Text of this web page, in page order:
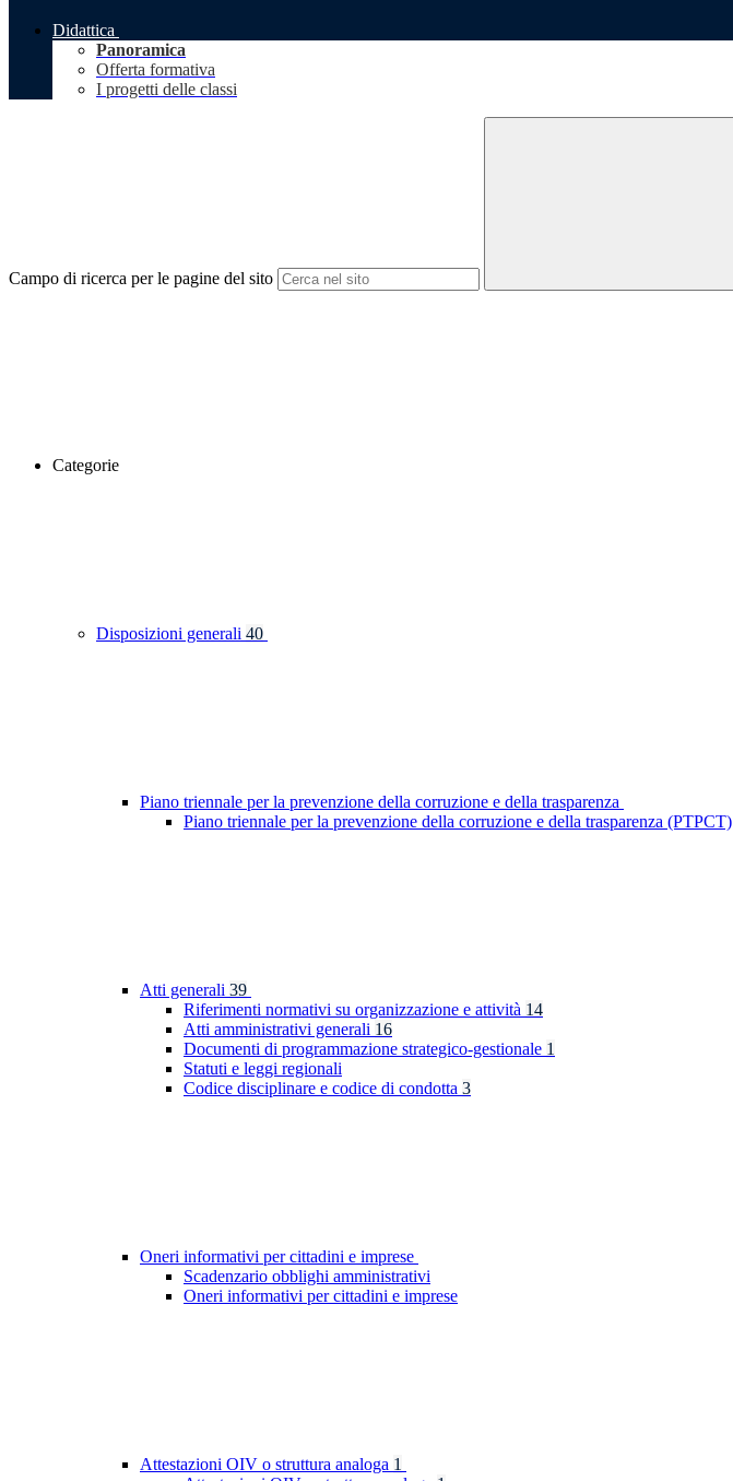
Didattica
Panoramica
Offerta formativa
I progetti delle classi
Campo di ricerca per le pagine del sito
Categorie
Disposizioni generali 40
Piano triennale per la prevenzione della corruzione e della trasparenza
Piano triennale per la prevenzione della corruzione e della trasparenza (PTPCT)
Atti generali 39
Riferimenti normativi su organizzazione e attività 14
Atti amministrativi generali 16
Documenti di programmazione strategico-gestionale 1
Statuti e leggi regionali
Codice disciplinare e codice di condotta 3
Oneri informativi per cittadini e imprese
Scadenzario obblighi amministrativi
Oneri informativi per cittadini e imprese
Attestazioni OIV o struttura analoga 1